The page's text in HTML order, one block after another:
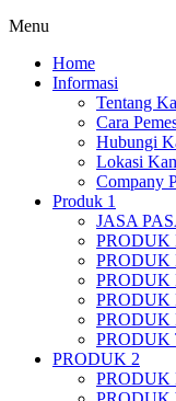
Menu
Home
Informasi
Tentang
Cara
Hubungi
Lokasi
Company
Produk 1
JASA
PRODUK
PRODUK
PRODUK 2
PRODUK